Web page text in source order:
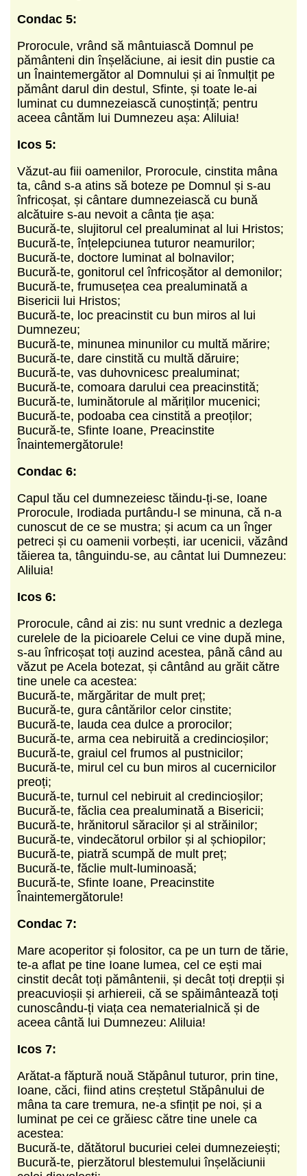
Condac 5:
Prorocule, vrând să mântuiască Domnul pe
pământeni din înșelăciune, ai iesit din pustie ca
un Înaintemergător al Domnului și ai înmulțit pe
pământ darul din destul, Sfinte, și toate le-ai
luminat cu dumnezeiască cunoștință; pentru
aceea cântăm lui Dumnezeu așa: Aliluia!
Icos 5:
Văzut-au fiii oamenilor, Prorocule, cinstita mâna
ta, când s-a atins să boteze pe Domnul și s-au
înfricoșat, și cântare dumnezeiască cu bună
alcătuire s-au nevoit a cânta ție așa:
Bucură-te, slujitorul cel prealuminat al lui Hristos;
Bucură-te, înțelepciunea tuturor neamurilor;
Bucură-te, doctore luminat al bolnavilor;
Bucură-te, gonitorul cel înfricoșător al demonilor;
Bucură-te, frumusețea cea prealuminată a
Bisericii lui Hristos;
Bucură-te, loc preacinstit cu bun miros al lui
Dumnezeu;
Bucură-te, minunea minunilor cu multă mărire;
Bucură-te, dare cinstită cu multă dăruire;
Bucură-te, vas duhovnicesc prealuminat;
Bucură-te, comoara darului cea preacinstită;
Bucură-te, luminătorule al măriților mucenici;
Bucură-te, podoaba cea cinstită a preoților;
Bucură-te, Sfinte Ioane, Preacinstite
Înaintemergătorule!
Condac 6:
Capul tău cel dumnezeiesc tăindu-ți-se, Ioane
Prorocule, Irodiada purtându-l se minuna, că n-a
cunoscut de ce se mustra; și acum ca un înger
petreci și cu oamenii vorbești, iar ucenicii, văzând
tăierea ta, tânguindu-se, au cântat lui Dumnezeu:
Aliluia!
Icos 6:
Prorocule, când ai zis: nu sunt vrednic a dezlega
curelele de la picioarele Celui ce vine după mine,
s-au înfricoșat toți auzind acestea, până când au
văzut pe Acela botezat, și cântând au grăit către
tine unele ca acestea:
Bucură-te, mărgăritar de mult preț;
Bucură-te, gura cântărilor celor cinstite;
Bucură-te, lauda cea dulce a prorocilor;
Bucură-te, arma cea nebiruită a credincioșilor;
Bucură-te, graiul cel frumos al pustnicilor;
Bucură-te, mirul cel cu bun miros al cucernicilor
preoți;
Bucură-te, turnul cel nebiruit al credincioșilor;
Bucură-te, făclia cea prealuminată a Bisericii;
Bucură-te, hrănitorul săracilor și al străinilor;
Bucură-te, vindecătorul orbilor și al șchiopilor;
Bucură-te, piatră scumpă de mult preț;
Bucură-te, făclie mult-luminoasă;
Bucură-te, Sfinte Ioane, Preacinstite
Înaintemergătorule!
Condac 7:
Mare acoperitor și folositor, ca pe un turn de tărie,
te-a aflat pe tine Ioane lumea, cel ce ești mai
cinstit decât toți pământenii, și decât toți drepții și
preacuvioșii și arhiereii, că se spăimântează toți
cunoscându-ți viața cea nematerialnică și de
aceea cântă lui Dumnezeu: Aliluia!
Icos 7:
Arătat-a făptură nouă Stăpânul tuturor, prin tine,
Ioane, căci, fiind atins creștetul Stăpânului de
mâna ta care tremura, ne-a sfințit pe noi, și a
luminat pe cei ce grăiesc către tine unele ca
acestea:
Bucură-te, dătătorul bucuriei celei dumnezeiești;
Bucură-te, pierzătorul blestemului înșelăciunii